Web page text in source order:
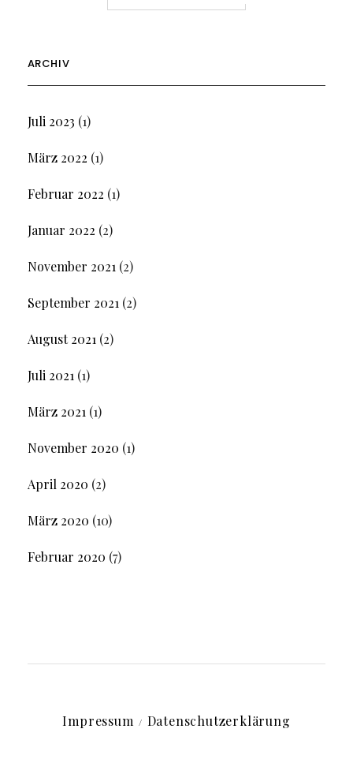
ARCHIV
Juli 2023 (1)
März 2022 (1)
Februar 2022 (1)
Januar 2022 (2)
November 2021 (2)
September 2021 (2)
August 2021 (2)
Juli 2021 (1)
März 2021 (1)
November 2020 (1)
April 2020 (2)
März 2020 (10)
Februar 2020 (7)
Impressum Datenschutzerklärung